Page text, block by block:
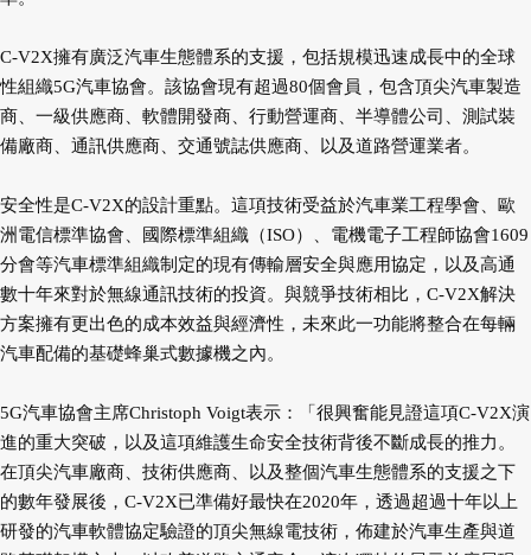
C-V2X擁有廣泛汽車生態體系的支援，包括規模迅速成長中的全球
性組織5G汽車協會。該協會現有超過80個會員，包含頂尖汽車製造
商、一級供應商、軟體開發商、行動營運商、半導體公司、測試裝
備廠商、通訊供應商、交通號誌供應商、以及道路營運業者。
安全性是C-V2X的設計重點。這項技術受益於汽車業工程學會、歐
洲電信標準協會、國際標準組織（ISO）、電機電子工程師協會1609
分會等汽車標準組織制定的現有傳輸層安全與應用協定，以及高通
數十年來對於無線通訊技術的投資。與競爭技術相比，C-V2X解決
方案擁有更出色的成本效益與經濟性，未來此一功能將整合在每輛
汽車配備的基礎蜂巢式數據機之內。
5G汽車協會主席Christoph Voigt表示：「很興奮能見證這項C-V2X演
進的重大突破，以及這項維護生命安全技術背後不斷成長的推力。
在頂尖汽車廠商、技術供應商、以及整個汽車生態體系的支援之下
的數年發展後，C-V2X已準備好最快在2020年，透過超過十年以上
研發的汽車軟體協定驗證的頂尖無線電技術，佈建於汽車生產與道